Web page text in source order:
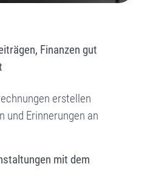
Finanzen gut
erstellen
und Erinnerungen an
mit dem